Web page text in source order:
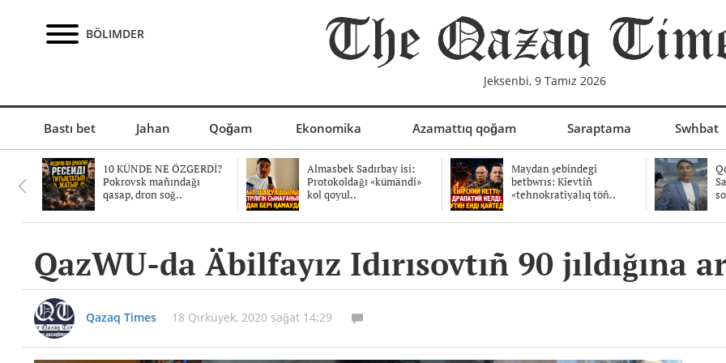
BÖLIMDER
Jeksenbi, 9 Tamız 2026
Bastı bet Jahan Qoğam Ekonomika Azamattıq qoğam Saraptama Swhbat
10 KÜNDE NE ÖZGERDİ?
Pokrovsk mañındağı
qasap, dron soğ..
Almasbek Sadırbay isi:
Protokoldağı «kümändi»
kol qoyul..
Maydan şebindegi
betbwrıs: Kievtiñ
«tehnokratiyalıq töñ..
QazWU-da Äbilfayız Idırısovtıñ 90 jıldığına
Qazaq Times 18 Qırküyek, 2020 sağat 14:29